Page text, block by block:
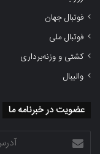
فوتبال جهان
فوتبال ملی
کشتی و وزنه‌برداری
والیبال
عضویت در خبرنامه ما
آدرس
ایمیل